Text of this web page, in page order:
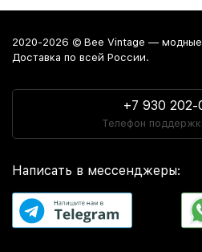
2020-2026 © Bee Vintage —
Доставка по всей России.
+7 930
Телефон
Написать в мессенджеры: